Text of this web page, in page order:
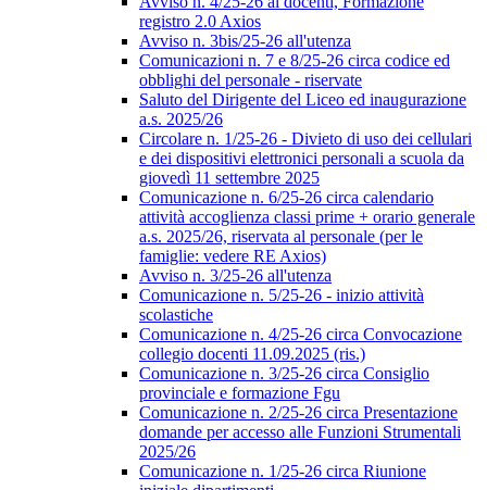
registro 2.0 Axios
Avviso n. 3bis/25-26 all'utenza
Comunicazioni n. 7 e 8/25-26 circa codice ed
obblighi del personale - riservate
Saluto del Dirigente del Liceo ed inaugurazione
a.s. 2025/26
Circolare n. 1/25-26 - Divieto di uso dei cellulari
e dei dispositivi elettronici personali a scuola da
giovedì 11 settembre 2025
Comunicazione n. 6/25-26 circa calendario
attività accoglienza classi prime + orario generale
a.s. 2025/26, riservata al personale (per le
famiglie: vedere RE Axios)
Avviso n. 3/25-26 all'utenza
Comunicazione n. 5/25-26 - inizio attività
scolastiche
Comunicazione n. 4/25-26 circa Convocazione
collegio docenti 11.09.2025 (ris.)
Comunicazione n. 3/25-26 circa Consiglio
provinciale e formazione Fgu
Comunicazione n. 2/25-26 circa Presentazione
domande per accesso alle Funzioni Strumentali
2025/26
Comunicazione n. 1/25-26 circa Riunione